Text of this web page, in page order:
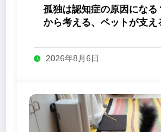
孤独は認知症の原因になる
から考える、ペットが支え
2026年8月6日